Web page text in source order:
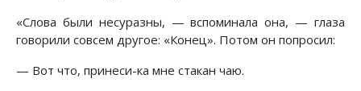
«Слова были несуразны, — вспоминала она, — глаза
говорили совсем другое: «Конец». Потом он попросил:
— Вот что, принеси-ка мне стакан чаю.